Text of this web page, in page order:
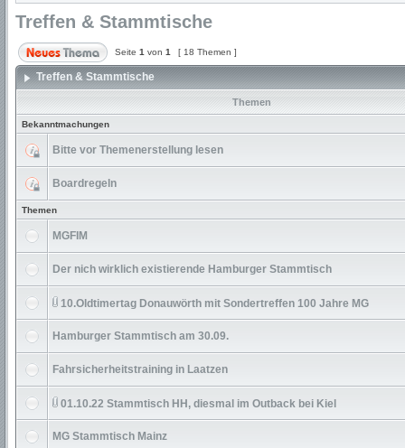
Treffen & Stammtische
Seite 1 von 1 [ 18 Themen ]
Treffen & Stammtische
Themen
Bekanntmachungen
Bitte vor Themenerstellung lesen
Boardregeln
Themen
MGFIM
Der nich wirklich existierende Hamburger Stammtisch
10.Oldtimertag Donauwörth mit Sondertreffen 100 Jahre MG
Hamburger Stammtisch am 30.09.
Fahrsicherheitstraining in Laatzen
01.10.22 Stammtisch HH, diesmal im Outback bei Kiel
MG Stammtisch Mainz